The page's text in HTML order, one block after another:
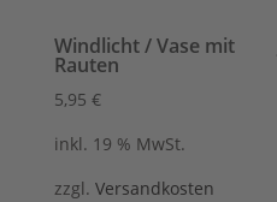
Windlicht / Vase mit
Rauten
5,95 €
inkl. 19 % MwSt.
zzgl. Versandkosten